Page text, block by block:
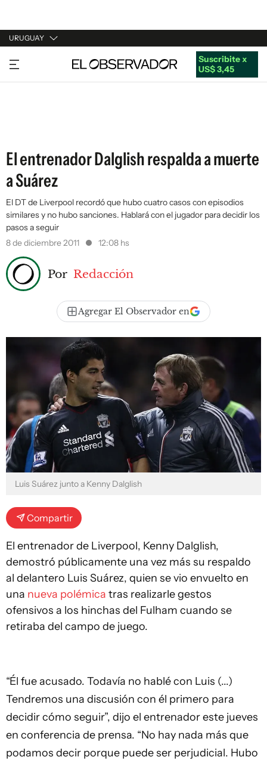
URUGUAY
URUGUAY
ARGENTINA
Suscribite x
US$ 3,45
El entrenador Dalglish respalda a muerte
a Suárez
El DT de Liverpool recordó que hubo cuatro casos con episodios
similares y no hubo sanciones. Hablará con el jugador para decidir los
pasos a seguir
8 de diciembre 2011
12:08 hs
Por Redacción
Agregar El Observador en
Luis Suárez junto a Kenny Dalglish
Compartir
El entrenador de Liverpool, Kenny Dalglish,
demostró públicamente una vez más su respaldo
al delantero Luis Suárez, quien se vio envuelto en
una nueva polémica tras realizarle gestos
ofensivos a los hinchas del Fulham cuando se
retiraba del campo de juego.
“Él fue acusado. Todavía no hablé con Luis (...)
Tendremos una discusión con él primero para
decidir cómo seguir”, dijo el entrenador este jueves
en conferencia de prensa. “No hay nada más que
podamos decir porque puede ser perjudicial. Hubo